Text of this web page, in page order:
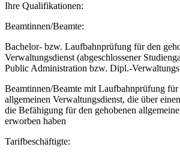
Ihre Qualifikationen:
Beamtinnen/Beamte:
Bachelor- bzw. Laufbahnprüfung für den
Verwaltungsdienst (abgeschlossener
Public Administration bzw. Dipl.-
Beamtinnen/Beamte mit Laufbahnprüfung für
allgemeinen Verwaltungsdienst, die über
die Befähigung für den gehobenen
erworben haben
Tarifbeschäftigte: